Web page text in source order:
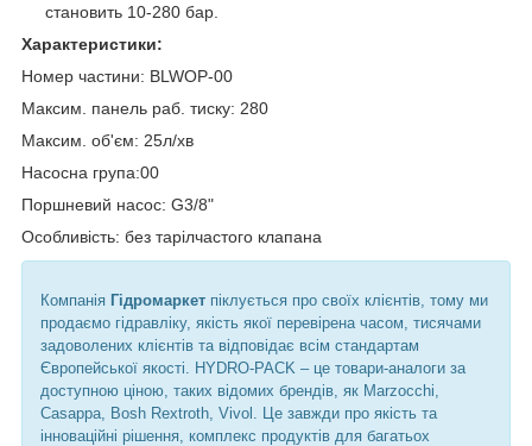
становить 10-280 бар.
Характеристики:
Номер частини: BLWOP-00
Максим. панель раб. тиску: 280
Максим. об'єм: 25л/хв
Насосна група:00
Поршневий насос: G3/8"
Особливість: без тарілчастого клапана
Компанія Гідромаркет піклується про своїх клієнтів, тому ми
продаємо гідравліку, якість якої перевірена часом, тисячами
задоволених клієнтів та відповідає всім стандартам
Європейської якості. HYDRO-PACK – це товари-аналоги за
доступною ціною, таких відомих брендів, як Marzocchi,
Casappa, Bosh Rextroth, Vivol. Це завжди про якість та
інноваційні рішення, комплекс продуктів для багатьох